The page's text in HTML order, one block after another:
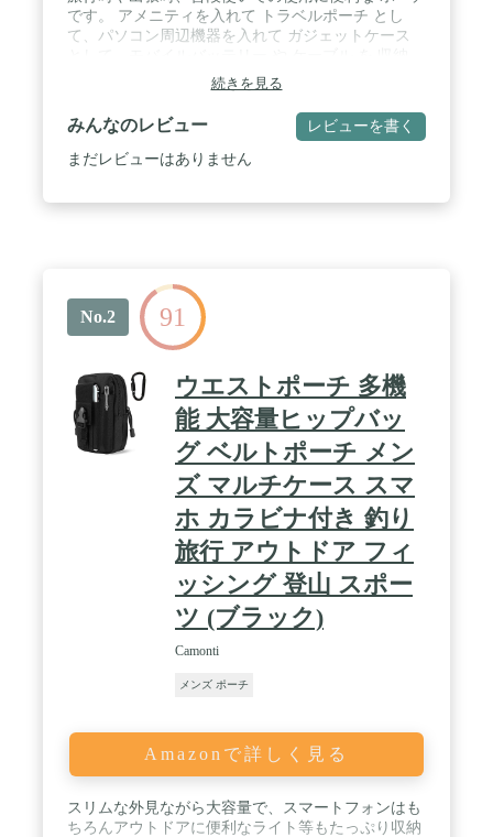
です。 アメニティを入れて トラベルポーチ とし
て、パソコン周辺機器を入れて ガジェットケース
して 小物入れ として。使い方はさまざま！ / 【特
徴】●ファスナー付きポケットを1箇所、メッシュポ
ケットを4箇所搭載しています。●上下に大きく開い
て中身が見やすく、ひと目で全体を確認できます。
●ファスナーはダブルファスナーです。 / 【外寸】
続きを見る
みんなのレビュー レビューを書く
まだレビューはありません
No.2 91
ウエストポーチ 多機
能 大容量ヒップバッ
グ ベルトポーチ メン
ズ マルチケース スマ
ホ カラビナ付き 釣り
旅行 アウトドア フィ
ッシング 登山 スポー
ツ (ブラック)
Camonti
メンズ ポーチ
Amazonで詳しく見る
スリムな外見ながら大容量で、スマートフォンはも
ちろんアウトドアに便利なライト等もたっぷり収納